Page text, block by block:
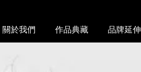
關於我們 作品典藏 品牌延伸